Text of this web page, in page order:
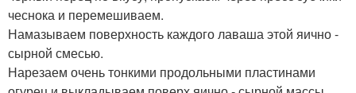
чеснока и перемешиваем.
Намазываем поверхность каждого лаваша этой яично -
сырной смесью.
Нарезаем очень тонкими продольными пластинами